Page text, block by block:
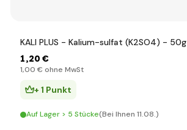
KALI PLUS - Kalium-sulfat (K2SO4) - 50g
1,20 €
1,00 € ohne MwSt
+ 1 Punkt
Auf Lager > 5 Stücke(Bei Ihnen 11.08.)